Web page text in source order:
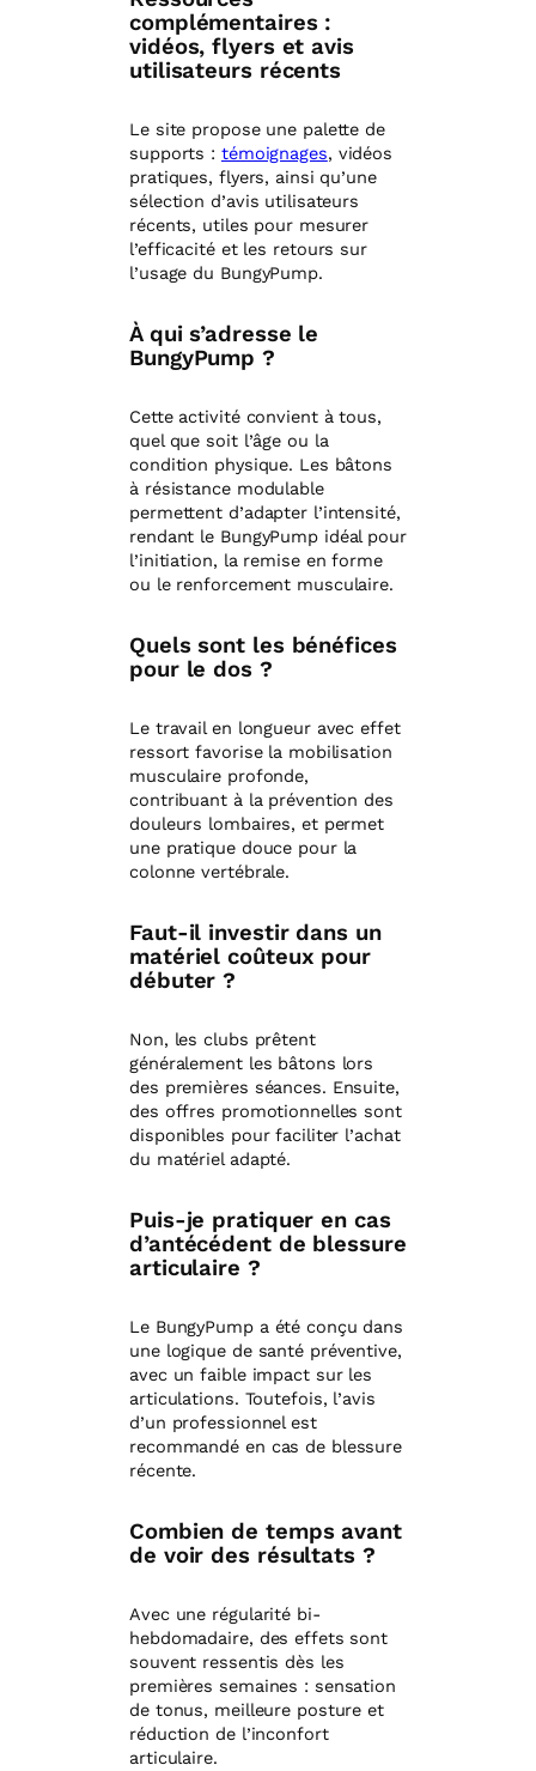
complémentaires :
vidéos, flyers et avis
utilisateurs récents
Le site propose une palette de
supports : témoignages, vidéos
pratiques, flyers, ainsi qu’une
sélection d’avis utilisateurs
récents, utiles pour mesurer
l’efficacité et les retours sur
l’usage du BungyPump.
À qui s’adresse le
BungyPump ?
Cette activité convient à tous,
quel que soit l’âge ou la
condition physique. Les bâtons
à résistance modulable
permettent d’adapter l’intensité,
rendant le BungyPump idéal pour
l’initiation, la remise en forme
ou le renforcement musculaire.
Quels sont les bénéfices
pour le dos ?
Le travail en longueur avec effet
ressort favorise la mobilisation
musculaire profonde,
contribuant à la prévention des
douleurs lombaires, et permet
une pratique douce pour la
colonne vertébrale.
Faut-il investir dans un
matériel coûteux pour
débuter ?
Non, les clubs prêtent
généralement les bâtons lors
des premières séances. Ensuite,
des offres promotionnelles sont
disponibles pour faciliter l’achat
du matériel adapté.
Puis-je pratiquer en cas
d’antécédent de blessure
articulaire ?
Le BungyPump a été conçu dans
une logique de santé préventive,
avec un faible impact sur les
articulations. Toutefois, l’avis
d’un professionnel est
recommandé en cas de blessure
récente.
Combien de temps avant
de voir des résultats ?
Avec une régularité bi-
hebdomadaire, des effets sont
souvent ressentis dès les
premières semaines : sensation
de tonus, meilleure posture et
réduction de l’inconfort
articulaire.